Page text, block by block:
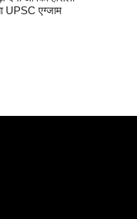
UPSC एग्जाम